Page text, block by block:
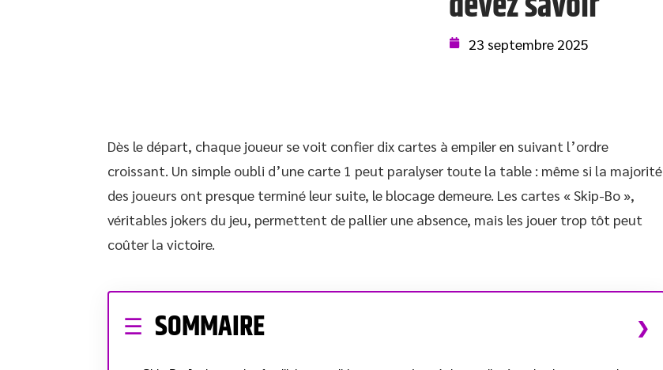
23 septembre 2025
Dès le départ, chaque joueur se voit confier dix cartes à empiler en suivant l’ordre
croissant. Un simple oubli d’une carte 1 peut paralyser toute la table : même si la majorité
des joueurs ont presque terminé leur suite, le blocage demeure. Les cartes « Skip-Bo »,
véritables jokers du jeu, permettent de pallier une absence, mais les jouer trop tôt peut
coûter la victoire.
SOMMAIRE